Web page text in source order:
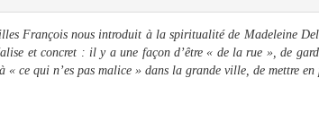
François nous introduit à la spiritualité de Madeleine
et concret : il y a une façon d’être « de la rue », de
« ce qui n’es pas malice » dans la grande ville, de mettre en